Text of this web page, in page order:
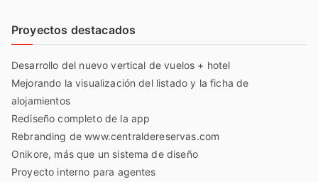
Proyectos destacados
Desarrollo del nuevo vertical de vuelos + hotel
Mejorando la visualización del listado y la ficha de
alojamientos
Rediseño completo de la app
Rebranding de www.centraldereservas.com
Onikore, más que un sistema de diseño
Proyecto interno para agentes